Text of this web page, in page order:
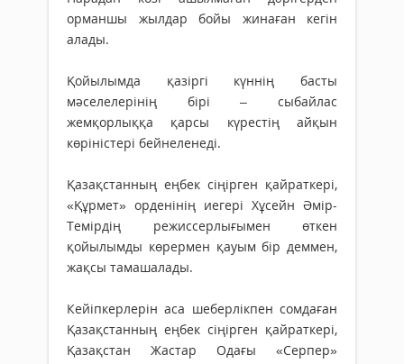
орманшы жылдар бойы жинаған кегін
алады.
Қойылымда қазіргі күннің басты
мәселелерінің бірі – сыбайлас
жемқорлыққа қарсы күрестің айқын
көріністері бейнеленеді.
Қазақстанның еңбек сіңірген қайраткері,
«Құрмет» орденінің иегері Хұсейн Әмір-
Темірдің режиссерлығымен өткен
қойылымды көрермен қауым бір деммен,
жақсы тамашалады.
Кейіпкерлерін аса шеберлікпен сомдаған
Қазақстанның еңбек сіңірген қайраткері,
Қазақстан Жастар Одағы «Серпер»